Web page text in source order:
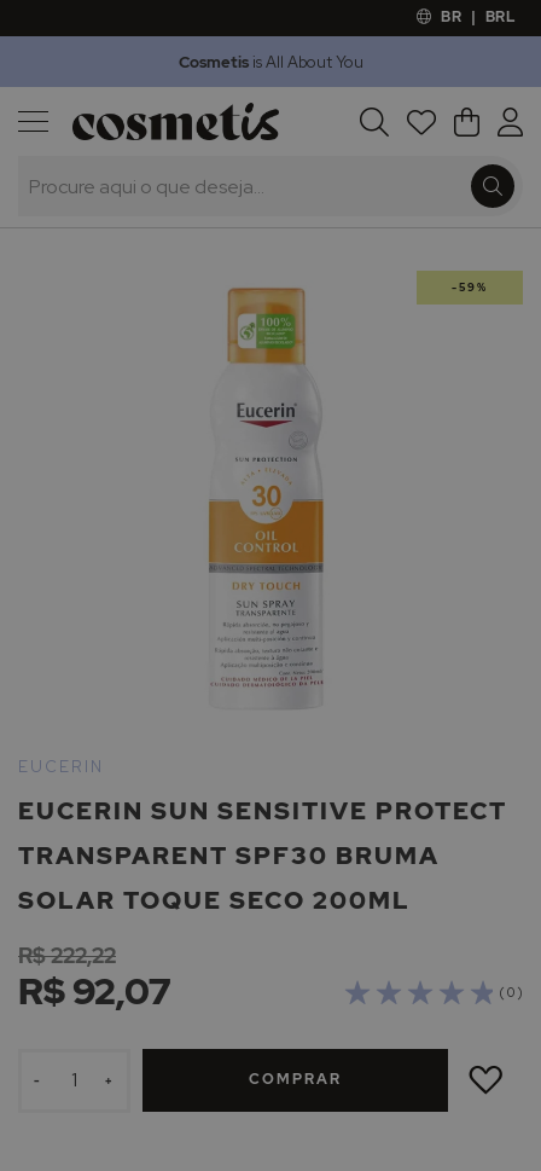
BR | BRL
Cosmetisis All About You
Procura O Meu
Outlet
para
início
Galeria
de
imagens
-59%
EUCERIN SUN SENSITIVE PROTECT
TRANSPARENT SPF30 BRUMA
SOLAR TOQUE SECO 200ML
EUCERIN
( 0 )
R$ 92,07
R$ 222,22
- + COMPRAR
ADICIONAR
LISTA